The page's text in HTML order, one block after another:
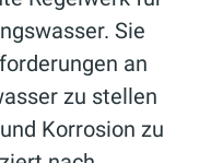
Sie
an
zu stellen
Korrosion zu